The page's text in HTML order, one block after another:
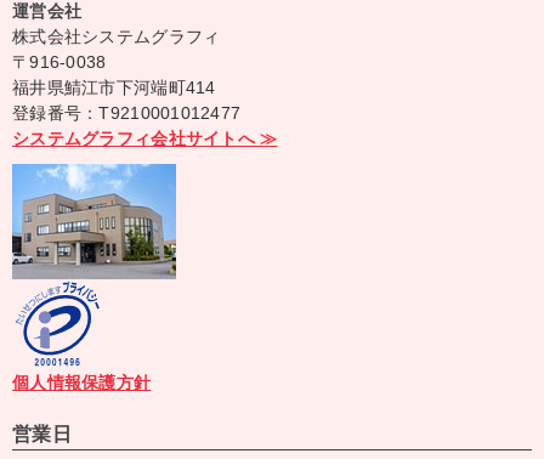
運営会社
株式会社システムグラフィ
〒916-0038
福井県鯖江市下河端町414
登録番号：T9210001012477
システムグラフィ会社サイトへ ≫
個人情報保護方針
営業日